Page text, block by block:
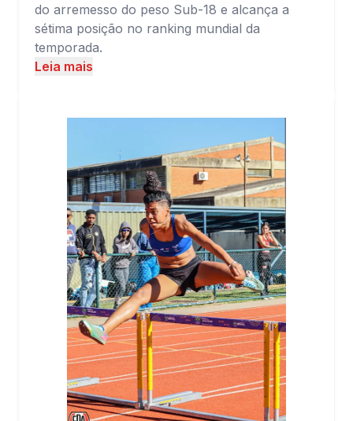
do arremesso do peso Sub-18 e alcança a
sétima posição no ranking mundial da
temporada.
Leia mais